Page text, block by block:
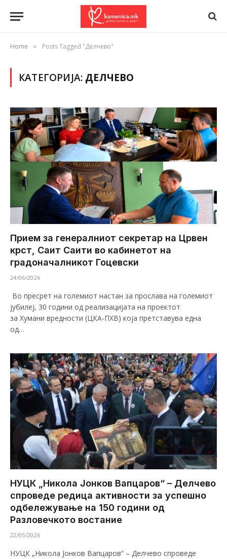
Home » Posts Tagged "Делчево"
КАТЕГОРИЈА: ДЕЛЧЕВО
Прием за генералниот секретар на Црвен
крст, Саит Саити во кабинетот на
градоначалникот Гоцевски
24/06/2026
Во пресрет на големиот настан за прослава на големиот
јубилеј, 30 години од реализацијата на проектот
за Хумани вредности (ЦКА-ПХВ) која претставува една
од…
НУЦК „Никола Јонков Вапцаров“ – Делчево
спроведе редица активности за успешно
одбележување на 150 години од
Разловечкото востание
22/05/2026
НУЦК „Никола Јонков Вапцаров“ – Делчево спроведе